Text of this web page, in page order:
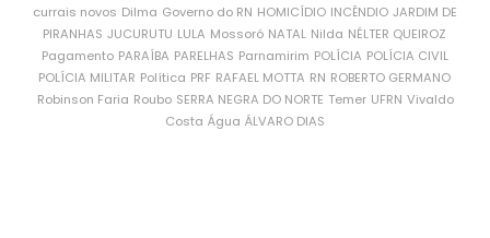
currais novos Dilma Governo do RN HOMICÍDIO INCÊNDIO JARDIM DE
PIRANHAS JUCURUTU LULA Mossoró NATAL Nilda NÉLTER QUEIROZ
Pagamento PARAÍBA PARELHAS Parnamirim POLÍCIA POLÍCIA CIVIL
POLÍCIA MILITAR Política PRF RAFAEL MOTTA RN ROBERTO GERMANO
Robinson Faria Roubo SERRA NEGRA DO NORTE Temer UFRN Vivaldo
Costa Água ÁLVARO DIAS